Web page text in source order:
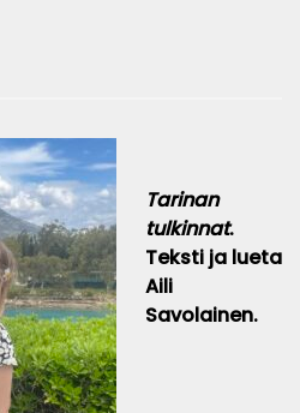
Tarinan
tulkinnat.
Teksti ja lueta
Aili
Savolainen.